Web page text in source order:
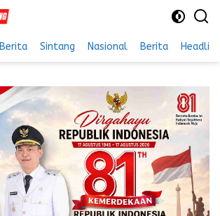
Berita Sintang Nasional Berita Headline